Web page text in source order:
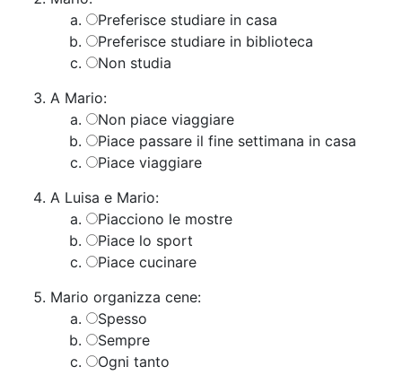
Preferisce studiare in casa
Preferisce studiare in biblioteca
Non studia
A Mario:
Non piace viaggiare
​Piace passare il fine settimana in casa
Piace viaggiare
A Luisa e Mario:
Piacciono le mostre
Piace lo sport
Piace cucinare
Mario organizza cene:
Spesso
Sempre
Ogni tanto